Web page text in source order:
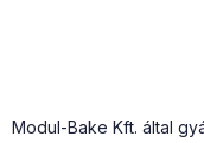
Modul-Bake Kft. által